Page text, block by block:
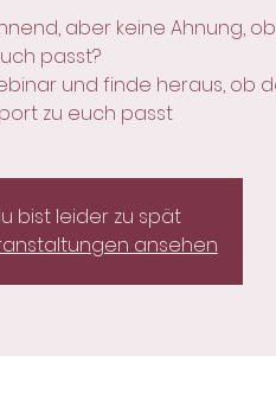
aber keine Ahnung,
passt?
und finde heraus, ob
zu euch passt
bist leider zu spät
ansehen